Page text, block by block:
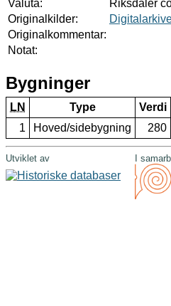
Valuta:
Riksdaler
Originalkilder:
Originalkommentar:
Notat:
Bygninger
LN Type Verdi
1
Hoved/sidebygning 280
Utviklet av I